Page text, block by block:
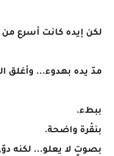
لكن إيده كانت أسرع من
مدّ يده بهدوء... وأغلق
ببطء.
بنقْرة واضحة.
بصوتٍ لا يعلو... لكنه